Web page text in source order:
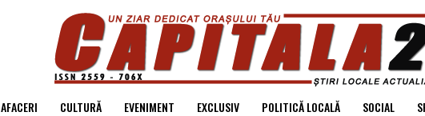
AFACERI CULTURĂ EVENIMENT EXCLUSIV POLITICĂ LOCALĂ SOCIAL